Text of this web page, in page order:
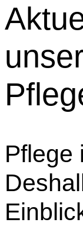
Pflege